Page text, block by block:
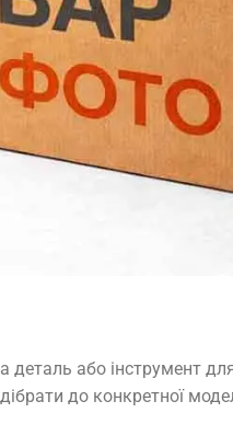
або інструмент
до конкретної